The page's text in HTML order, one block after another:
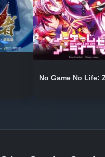
No Game No Life: